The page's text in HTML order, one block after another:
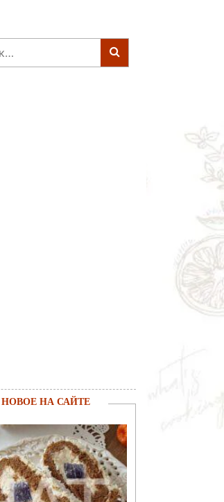
НОВОЕ НА САЙТЕ